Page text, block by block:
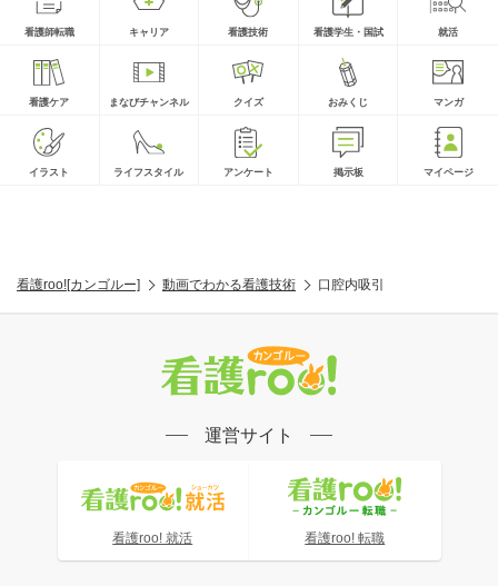
看護師転職 キャリア 看護技術 看護学生・国試 就活
看護ケア まなびチャンネル クイズ おみくじ マンガ
イラスト ライフスタイル アンケート 掲示板 マイページ
看護roo![カンゴルー] 動画でわかる看護技術 口腔内吸引
運営サイト
看護roo! 就活 看護roo! 転職